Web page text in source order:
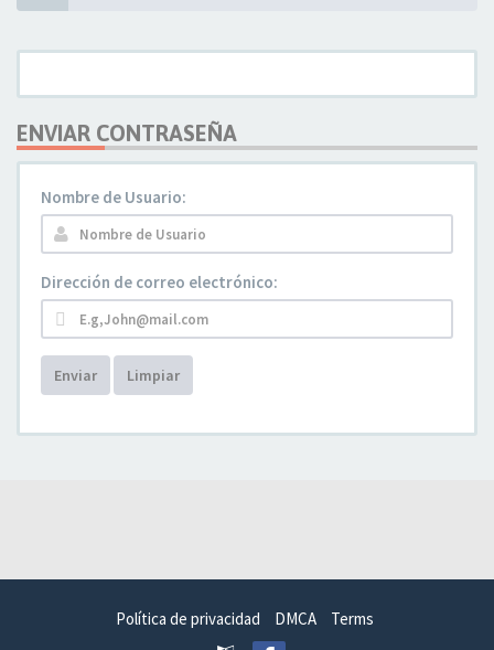
ENVIAR CONTRASEÑA
Nombre de Usuario:
Dirección de correo electrónico:
Enviar Limpiar
Política de privacidad DMCA Terms